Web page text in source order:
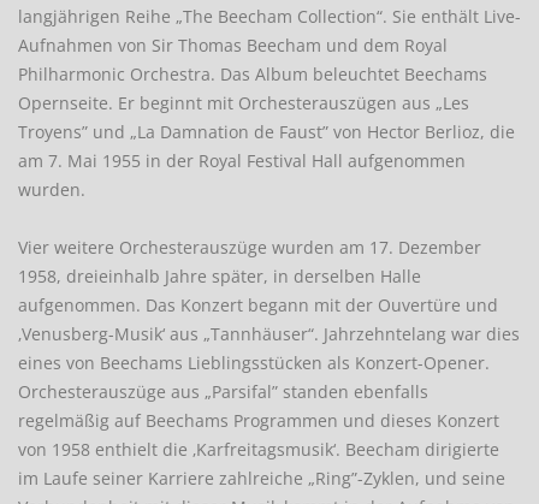
langjährigen Reihe „The Beecham Collection“. Sie enthält Live-
Aufnahmen von Sir Thomas Beecham und dem Royal
Philharmonic Orchestra. Das Album beleuchtet Beechams
Opernseite. Er beginnt mit Orchesterauszügen aus „Les
Troyens” und „La Damnation de Faust” von Hector Berlioz, die
am 7. Mai 1955 in der Royal Festival Hall aufgenommen
wurden.
Vier weitere Orchesterauszüge wurden am 17. Dezember
1958, dreieinhalb Jahre später, in derselben Halle
aufgenommen. Das Konzert begann mit der Ouvertüre und
‚Venusberg-Musik‘ aus „Tannhäuser“. Jahrzehntelang war dies
eines von Beechams Lieblingsstücken als Konzert-Opener.
Orchesterauszüge aus „Parsifal” standen ebenfalls
regelmäßig auf Beechams Programmen und dieses Konzert
von 1958 enthielt die ‚Karfreitagsmusik‘. Beecham dirigierte
im Laufe seiner Karriere zahlreiche „Ring”-Zyklen, und seine